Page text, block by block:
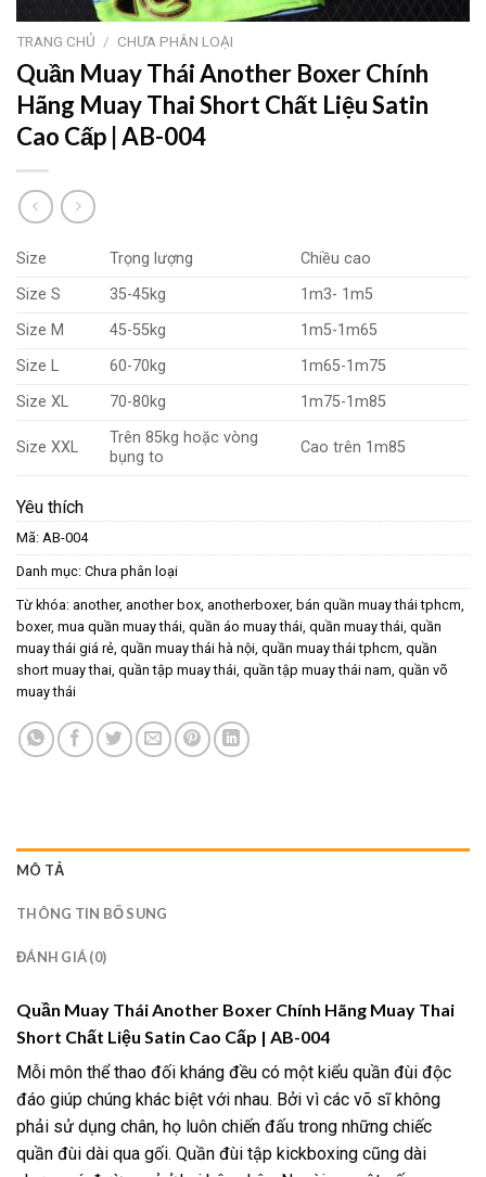
TRANG CHỦ / CHƯA PHÂN LOẠI
Quần Muay Thái Another Boxer Chính
Hãng Muay Thai Short Chất Liệu Satin
Cao Cấp | AB-004
Size Trọng lượng
Chiều cao
Size S
35-45kg
1m3- 1m5
Size M
45-55kg
1m5-1m65
Size L
60-70kg
1m65-1m75
Size XL
70-80kg 1m75-1m85
Size XXL
Trên 85kg hoặc vòng
bụng to
Cao trên 1m85
Yêu thích
Mã: AB-004
Danh mục: Chưa phân loại
Từ khóa: another, another box anotherboxer, bán quần muay thái tphcm
boxer, mua quần muay thái quần áo muay thái quần muay thái quần
muay thái giá rẻ quần muay thái hà nội quần muay thái tphcm quần
short muay thai quần tập muay thái quần tập muay thái nam quần võ
muay thái
MÔ TẢ
THÔNG TIN BỔ SUNG
ĐÁNH GIÁ (0)
Quần Muay Thái Another Boxer Chính Hãng Muay Thai
Short Chất Liệu Satin Cao Cấp | AB-004
Mỗi môn thể thao đối kháng đều có một kiểu quần đùi độc
đáo giúp chúng khác biệt với nhau. Bởi vì các võ sĩ không
phải sử dụng chân, họ luôn chiến đấu trong những chiếc
quần đùi dài qua gối. Quần đùi tập kickboxing cũng dài